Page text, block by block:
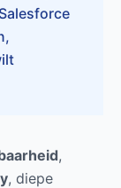
,
, diepe